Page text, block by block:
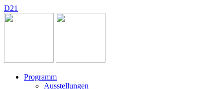
D21
Programm
Ausstellungen